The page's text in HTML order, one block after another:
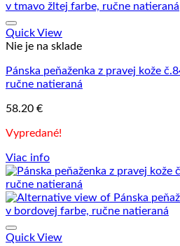
Quick View
Nie je na sklade
Pánska peňaženka z pravej kože
ručne natieraná
58.20 €
Vypredané!
Viac info
Quick View